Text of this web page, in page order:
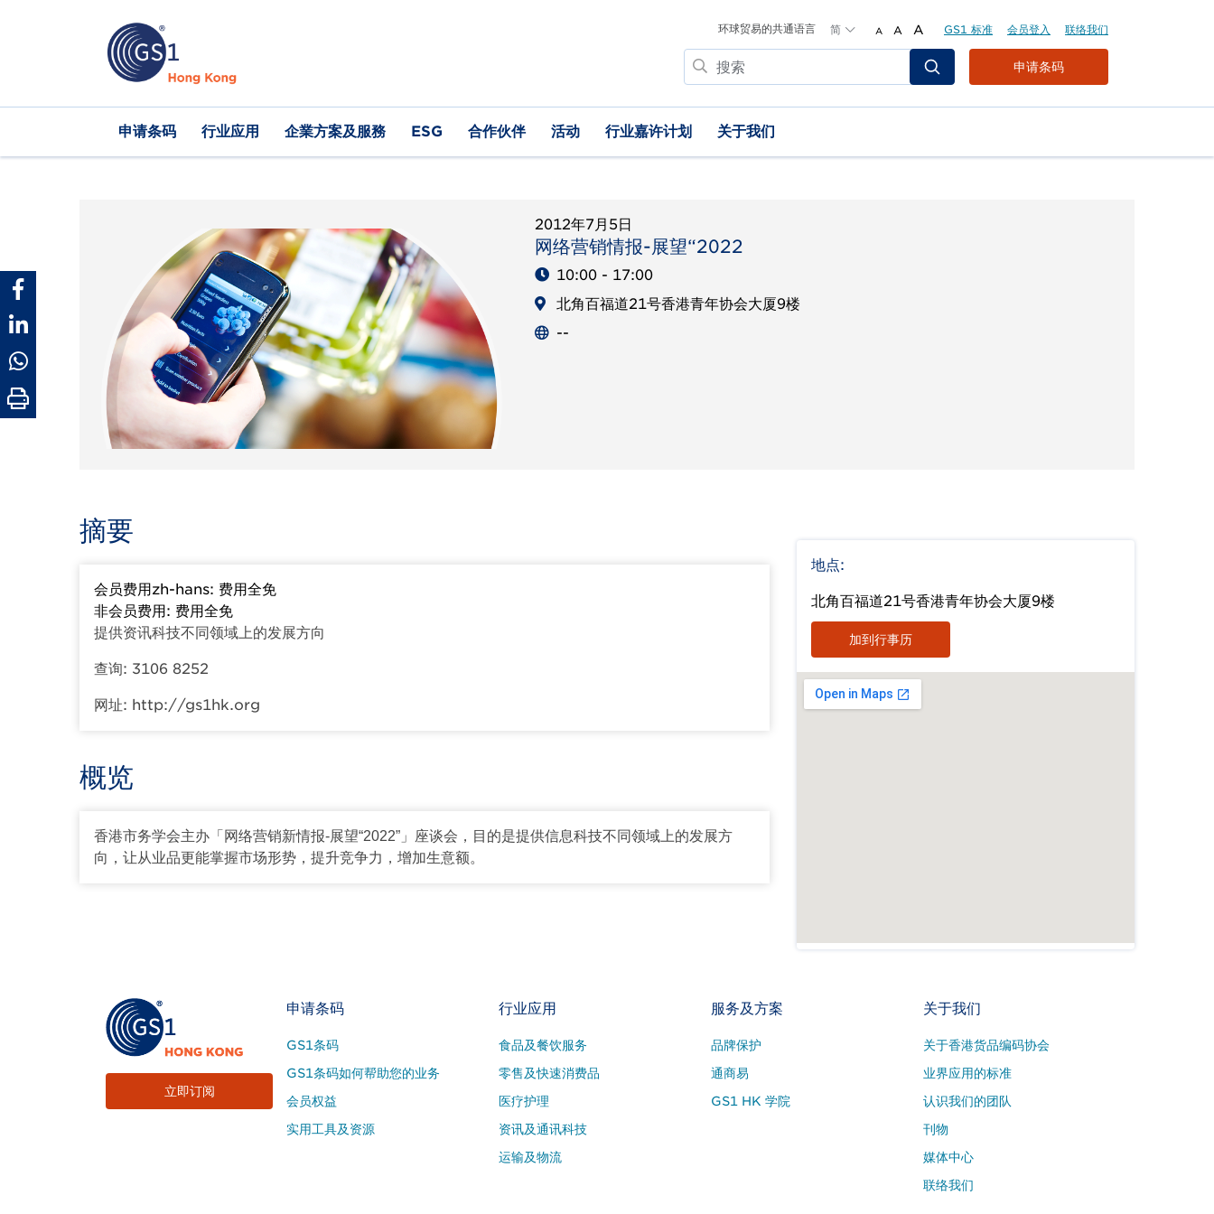
环球贸易的共通语言 简 A A A GS1 标准 会员登入 联络我们
搜
索
Header
Top
Menu
申请条码
Main
navigation
申请条码 行业应用 企業方案及服務 ESG 合作伙伴 活动 行业嘉许计划 关于我们
2012年7月5日
网络营销情报-展望“2022
10:00 - 17:00
北角百福道21号香港青年协会大厦9楼
--
摘要
会员费用zh-hans: 费用全免
非会员费用: 费用全免
提供资讯科技不同领域上的发展方向
查询: 3106 8252
网址: http://gs1hk.org
概览
香港市务学会主办「网络营销新情报-展望“2022”」座谈会，目的是提供信息科技不同领域上的发展方
向，让从业品更能掌握市场形势，提升竞争力，增加生意额。
地点:
北角百福道21号香港青年协会大厦9楼
加到行事历
立即订阅
Footer
Site
Menu
申请条码
GS1条码
GS1条码如何帮助您的业务
会员权益
实用工具及资源
行业应用
食品及餐饮服务
零售及快速消费品
医疗护理
资讯及通讯科技
运输及物流
服务及方案
品牌保护
通商易
GS1 HK 学院
关于我们
关于香港货品编码协会
业界应用的标准
认识我们的团队
刊物
媒体中心
联络我们